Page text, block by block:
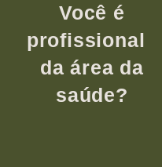
Você é
profissional
da área da
saúde?